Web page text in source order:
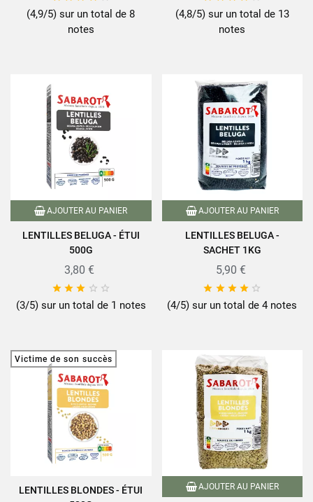
(4,9/5) sur un total de 8
notes
(4,8/5) sur un total de 13
notes
AJOUTER AU PANIER
LENTILLES BELUGA - ÉTUI
500G
3,80 €
    
(3/5) sur un total de 1 notes
AJOUTER AU PANIER
LENTILLES BELUGA -
SACHET 1KG
5,90 €
    
(4/5) sur un total de 4 notes
Victime de son succès
LENTILLES BLONDES - ÉTUI
AJOUTER AU PANIER